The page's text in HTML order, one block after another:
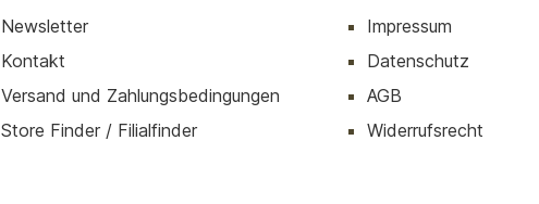
Newsletter
Kontakt
Versand und Zahlungsbedingungen
Store Finder / Filialfinder
Impressum
Datenschutz
AGB
Widerrufsrecht